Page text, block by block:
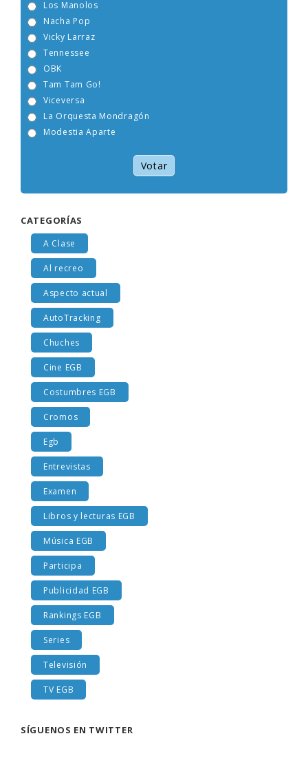
Los Manolos
Nacha Pop
Vicky Larraz
Tennessee
OBK
Tam Tam Go!
Viceversa
La Orquesta Mondragón
Modestia Aparte
Votar
CATEGORÍAS
A Clase
Al recreo
Aspecto actual
AutoTracking
Chuches
Cine EGB
Costumbres EGB
Cromos
Egb
Entrevistas
Examen
Libros y lecturas EGB
Música EGB
Participa
Publicidad EGB
Rankings EGB
Series
Televisión
TV EGB
SÍGUENOS EN TWITTER